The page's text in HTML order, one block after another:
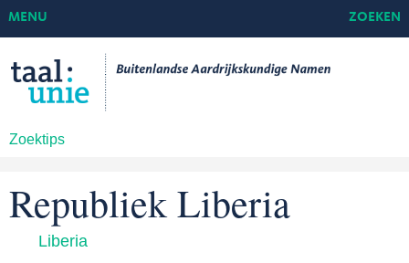
Zoektips
MENU ZOEKEN
Republiek Liberia
Liberia